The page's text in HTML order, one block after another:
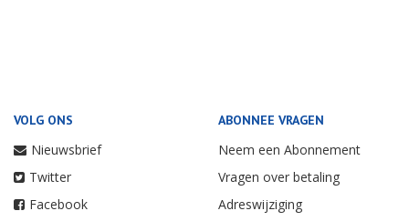
VOLG ONS
Nieuwsbrief
Twitter
Facebook
ABONNEE VRAGEN
Neem een Abonnement
Vragen over betaling
Adreswijziging